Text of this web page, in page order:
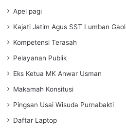
Apel pagi
Kajati Jatim Agus SST Lumban Gaol
Kompetensi Terasah
Pelayanan Publik
Eks Ketua MK Anwar Usman
Makamah Konsitusi
Pingsan Usai Wisuda Purnabakti
Daftar Laptop